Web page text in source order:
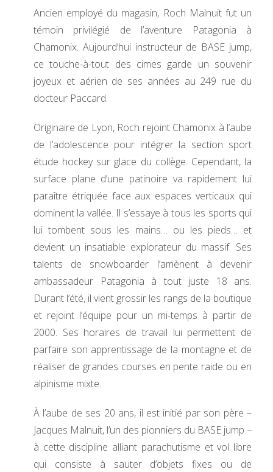
Ancien employé du magasin, Roch Malnuit fut un
témoin privilégié de l’aventure Patagonia à
Chamonix. Aujourd’hui instructeur de BASE jump,
ce touche-à-tout des cimes garde un souvenir
joyeux et aérien de ses années au 249 rue du
docteur Paccard.
Originaire de Lyon, Roch rejoint Chamonix à l’aube
de l’adolescence pour intégrer la section sport
étude hockey sur glace du collège. Cependant, la
surface plane d’une patinoire va rapidement lui
paraître étriquée face aux espaces verticaux qui
dominent la vallée. Il s’essaye à tous les sports qui
lui tombent sous les mains… ou les pieds… et
devient un insatiable explorateur du massif. Ses
talents de snowboarder l’amènent à devenir
ambassadeur Patagonia à tout juste 18 ans.
Durant l’été, il vient grossir les rangs de la boutique
et rejoint l’équipe pour un mi-temps à partir de
2000. Ses horaires de travail lui permettent de
parfaire son apprentissage de la montagne et de
réaliser de grandes courses en pente raide ou en
alpinisme mixte.
À l’aube de ses 20 ans, il est initié par son père –
Jacques Malnuit, l’un des pionniers du BASE jump –
à cette discipline alliant parachutisme et vol libre
qui consiste à sauter d’objets fixes ou de